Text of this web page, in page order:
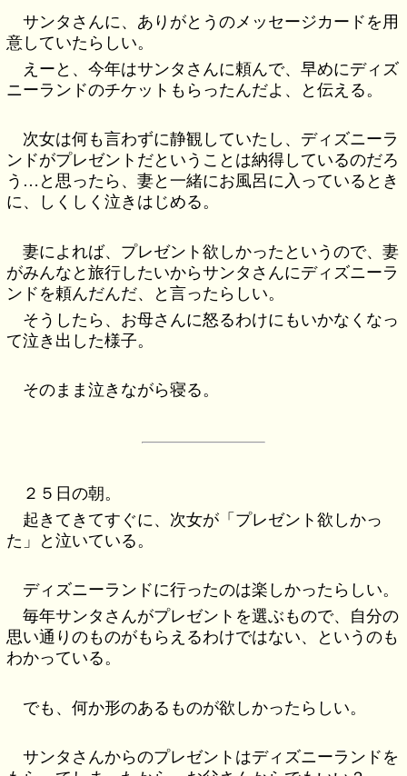
サンタさんに、ありがとうのメッセージカードを用
意していたらしい。
えーと、今年はサンタさんに頼んで、早めにディズ
ニーランドのチケットもらったんだよ、と伝える。
次女は何も言わずに静観していたし、ディズニーラ
ンドがプレゼントだということは納得しているのだろ
う…と思ったら、妻と一緒にお風呂に入っているとき
に、しくしく泣きはじめる。
妻によれば、プレゼント欲しかったというので、妻
がみんなと旅行したいからサンタさんにディズニーラ
ンドを頼んだんだ、と言ったらしい。
そうしたら、お母さんに怒るわけにもいかなくなっ
て泣き出した様子。
そのまま泣きながら寝る。
２５日の朝。
起きてきてすぐに、次女が「プレゼント欲しかっ
た」と泣いている。
ディズニーランドに行ったのは楽しかったらしい。
毎年サンタさんがプレゼントを選ぶもので、自分の
思い通りのものがもらえるわけではない、というのも
わかっている。
でも、何か形のあるものが欲しかったらしい。
サンタさんからのプレゼントはディズニーランドを